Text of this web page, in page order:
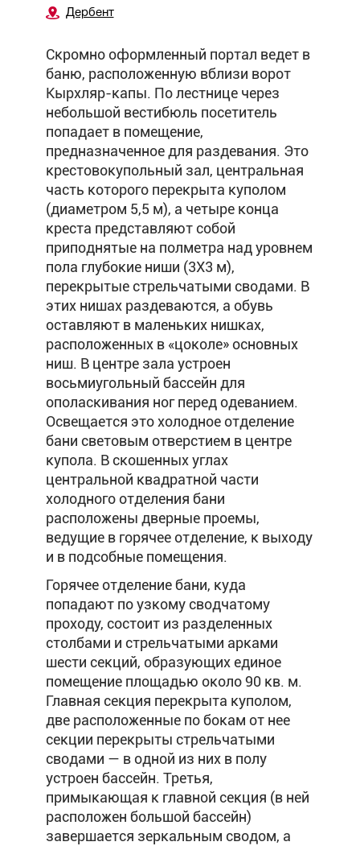
Дербент
Скромно оформленный портал ведет в
баню, расположенную вблизи ворот
Кырхляр-капы. По лестнице через
небольшой вестибюль посетитель
попадает в помещение,
предназначенное для раздевания. Это
крестовокупольный зал, центральная
часть которого перекрыта куполом
(диаметром 5,5 м), а четыре конца
креста представляют собой
приподнятые на полметра над уровнем
пола глубокие ниши (3X3 м),
перекрытые стрельчатыми сводами. В
этих нишах раздеваются, а обувь
оставляют в маленьких нишках,
расположенных в «цоколе» основных
ниш. В центре зала устроен
восьмиугольный бассейн для
ополаскивания ног перед одеванием.
Освещается это холодное отделение
бани световым отверстием в центре
купола. В скошенных углах
центральной квадратной части
холодного отделения бани
расположены дверные проемы,
ведущие в горячее отделение, к выходу
и в подсобные помещения.
Горячее отделение бани, куда
попадают по узкому сводчатому
проходу, состоит из разделенных
столбами и стрельчатыми арками
шести секций, образующих единое
помещение площадью около 90 кв. м.
Главная секция перекрыта куполом,
две расположенные по бокам от нее
секции перекрыты стрельчатыми
сводами — в одной из них в полу
устроен бассейн. Третья,
примыкающая к главной секция (в ней
расположен большой бассейн)
завершается зеркальным сводом, а